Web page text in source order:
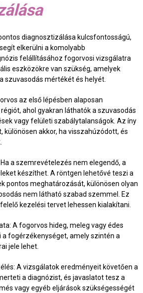
diagnosztizálása kulcsfontosságú,
elkerülni a komolyabb
felállításához fogorvosi vizsgálatra
eszközökre van szükség, amelyek
szuvasodás mértékét és helyét.
az első lépésben alaposan
ahol gyakran láthatók a szuvasodás
vagy felületi szabálytalanságok. Az íny
különösen akkor, ha visszahúzódott, és
a szemrevételezés nem elegendő, a
készíthet. A röntgen lehetővé teszi a
pontos meghatározását, különösen olyan
nem látható szabad szemmel. Ez
kezelési tervet lehessen kialakítani.
A fogorvos hideg, meleg vagy édes
fogérzékenységet, amely szintén a
jele lehet.
A vizsgálatok eredményeit követően a
a diagnózist, és javaslatot tesz a
vagy egyéb eljárások szükségességét